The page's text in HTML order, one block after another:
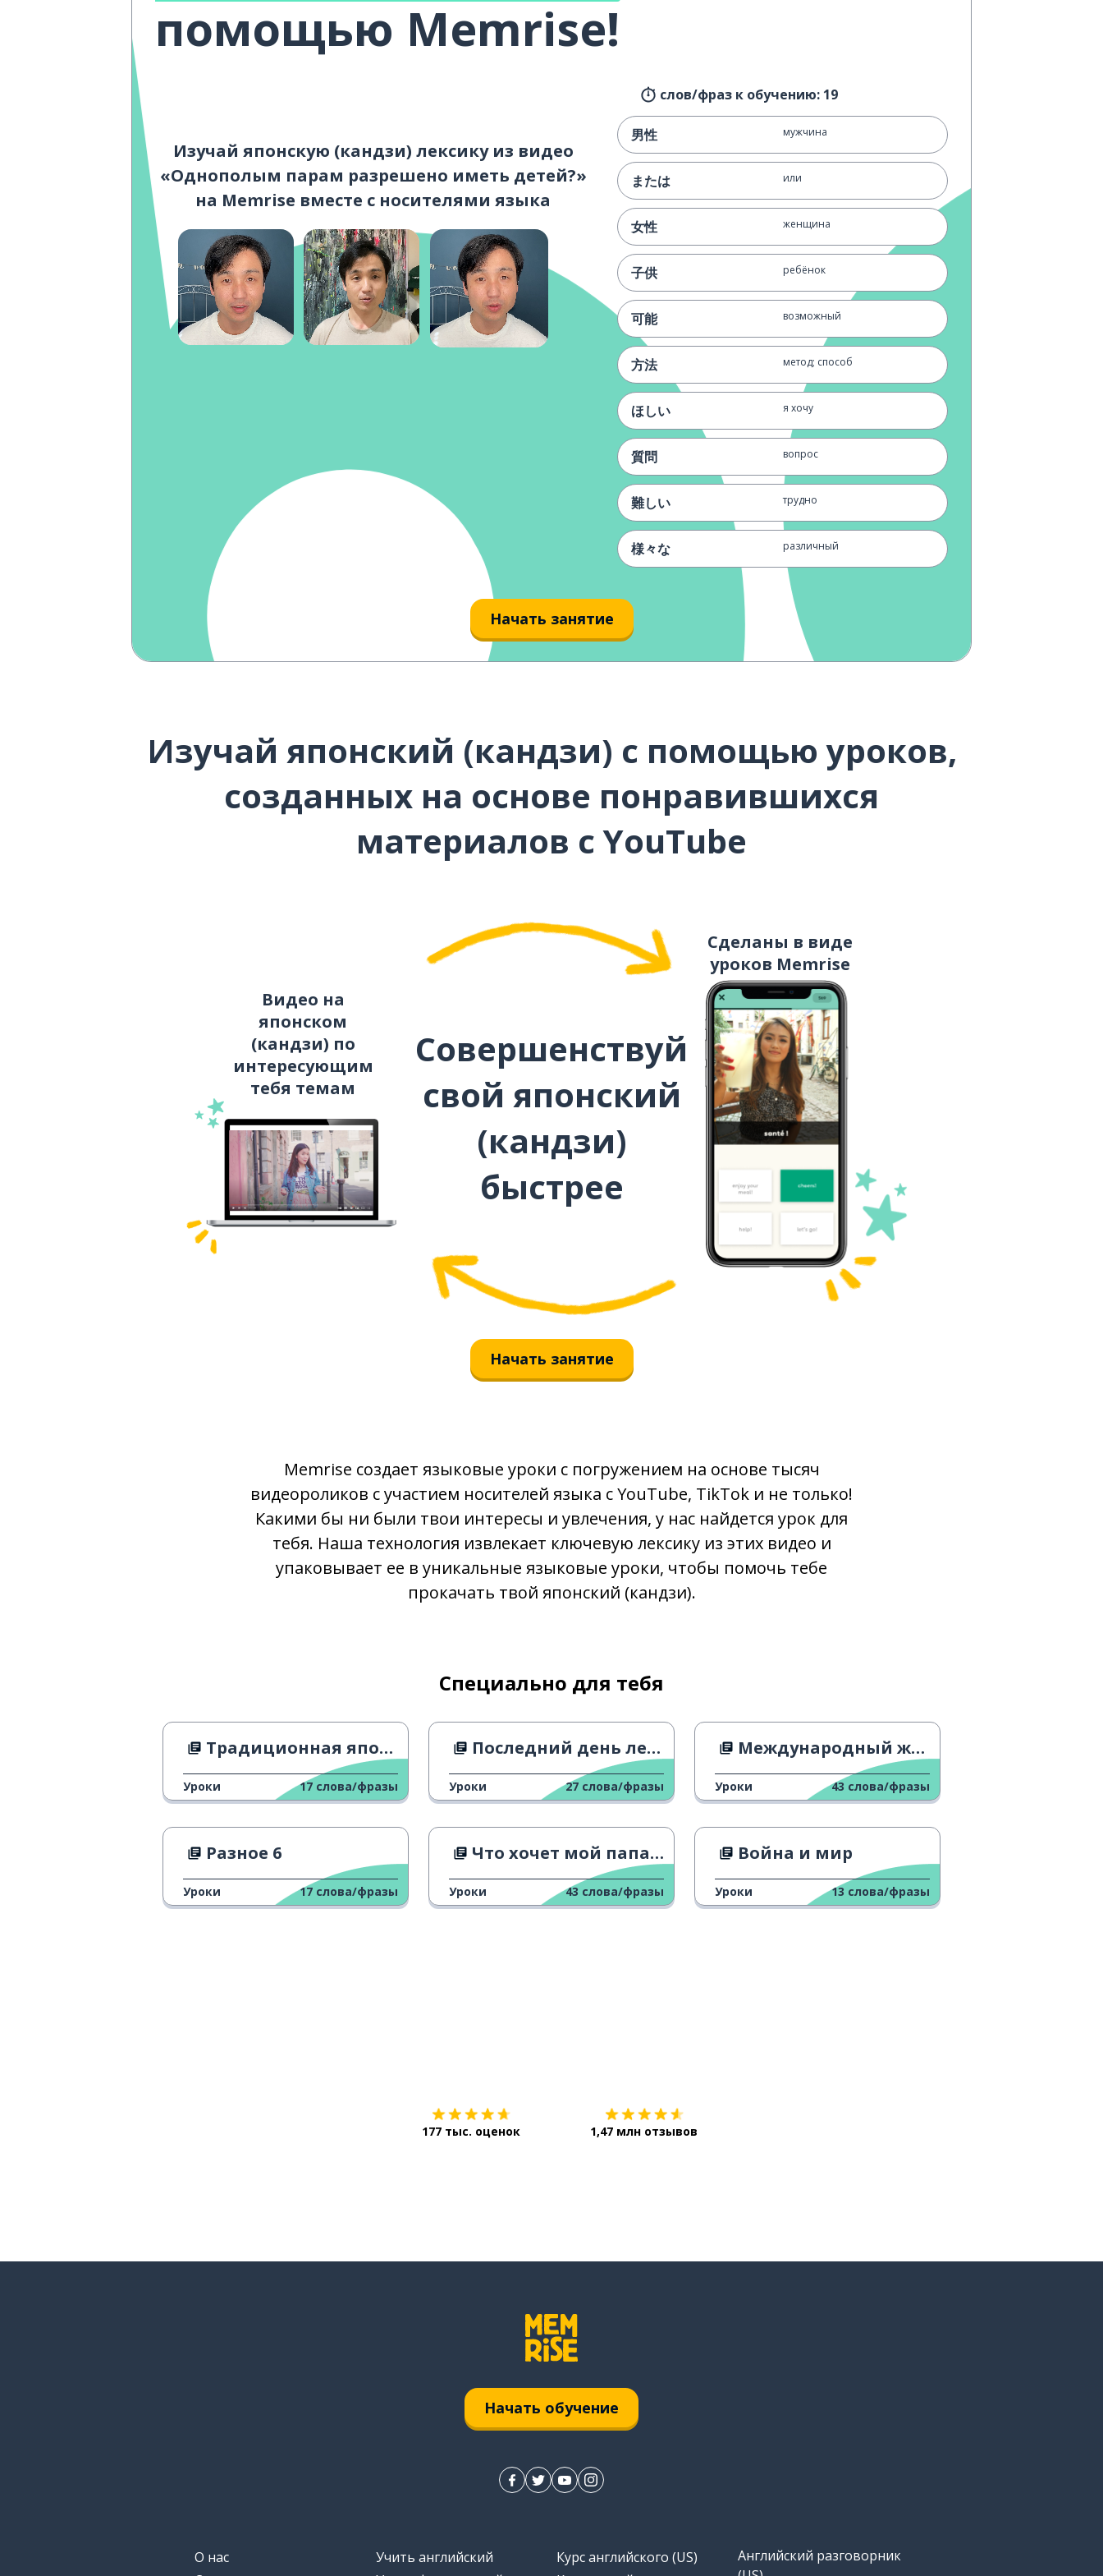
помощью Memrise!
Изучай японскую (кандзи) лексику из видео
«Однополым парам разрешено иметь детей?»
на Memrise вместе с носителями языка
слов/фраз к обучению: 19
男性 мужчина
または или
女性 женщина
子供 ребёнок
可能 возможный
方法 метод; способ
ほしい я хочу
質問 вопрос
難しい трудно
様々な различный
пара
存在します существовать
結構
譲ってください пожалуйста, уступите дорогу
Начать занятие
Изучай японский (кандзи) с помощью уроков,
созданных на основе понравившихся
материалов с YouTube
Видео на
японском
(кандзи) по
интересующим
тебя темам
Совершенствуй
свой японский
(кандзи)
быстрее
Сделаны в виде
уроков Memrise
Начать занятие
Memrise создает языковые уроки с погружением на основе тысяч
видеороликов с участием носителей языка с YouTube, TikTok и не только!
Какими бы ни были твои интересы и увлечения, у нас найдется урок для
тебя. Наша технология извлекает ключевую лексику из этих видео и
упаковывает ее в уникальные языковые уроки, чтобы помочь тебе
прокачать твой японский (кандзи).
Специально для тебя
Традиционная японская столярная работа
Уроки 17 слова/фразы
Последний день летнего времени
Уроки 27 слова/фразы
Международный женский день
Уроки 43 слова/фразы
Разное 6
Уроки 17 слова/фразы
Что хочет мой папа на День отца
Уроки 43 слова/фразы
Война и мир
Уроки 13 слова/фразы
177 тыс. оценок 1,47 млн отзывов
Начать обучение
О нас
Учить английский
Курс английского (US)
Английский разговорник